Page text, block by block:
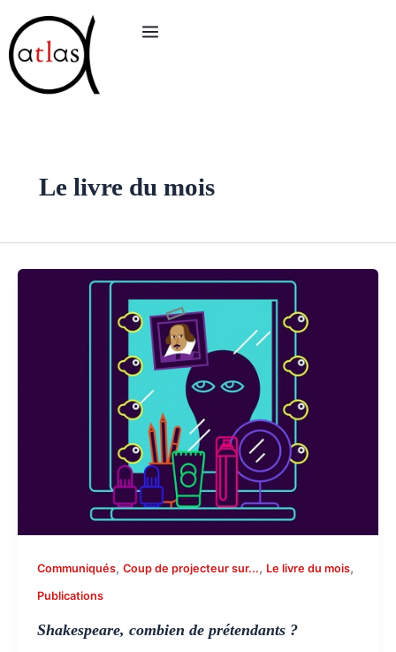
au
contenu
Le livre du mois
Communiqués, Coup de projecteur sur..., Le livre du mois,
Publications
Shakespeare, combien de prétendants ?